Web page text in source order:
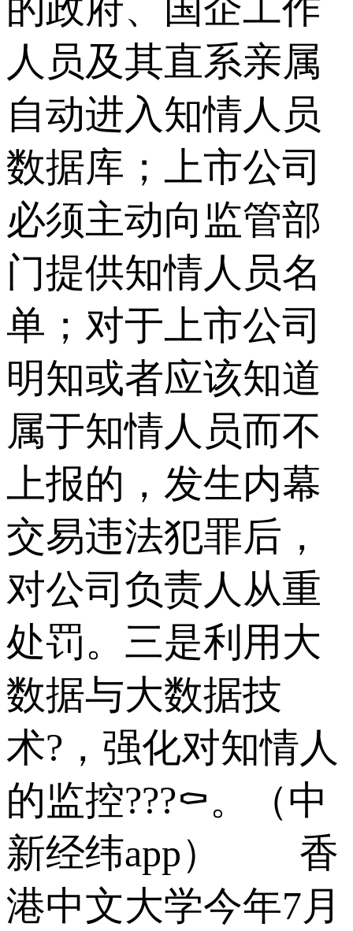
人员及其直系亲属
自动进入知情人员
数据库；上市公司
必须主动向监管部
门提供知情人员名
单；对于上市公司
明知或者应该知道
属于知情人员而不
上报的，发生内幕
交易违法犯罪后，
对公司负责人从重
处罚。三是利用大
数据与大数据技
术?，强化对知情人
的监控???⚰。（中
新经纬app） 香
港中文大学今年7月